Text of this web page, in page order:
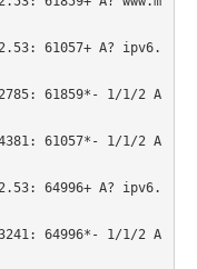
61057+ A? ipv6.
61859*- 1/1/2 A
61057*- 1/1/2 A
64996+ A? ipv6.
64996*- 1/1/2 A